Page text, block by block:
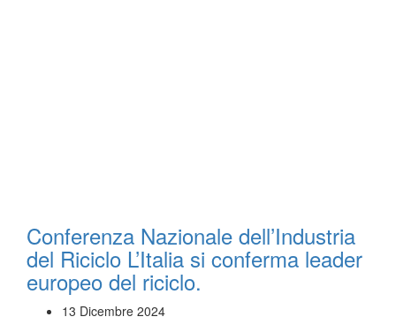
Conferenza Nazionale dell’Industria
del Riciclo L’Italia si conferma leader
europeo del riciclo.
13 Dicembre 2024